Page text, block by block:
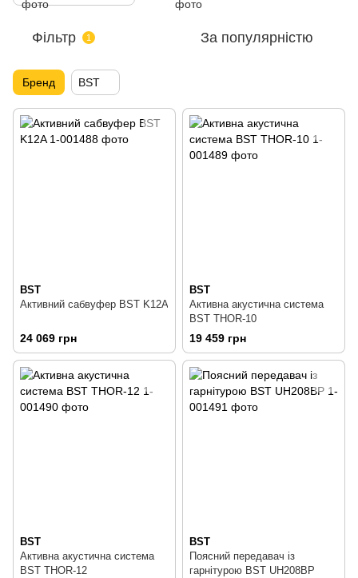
Фільтр 1 За популярністю
Бренд BST
BST
Активний сабвуфер BST K12A
24 069 грн
BST
Активна акустична система
BST THOR-10
19 459 грн
BST
Активна акустична система
BST THOR-12
BST
Поясний передавач із
гарнітурою BST UH208BP